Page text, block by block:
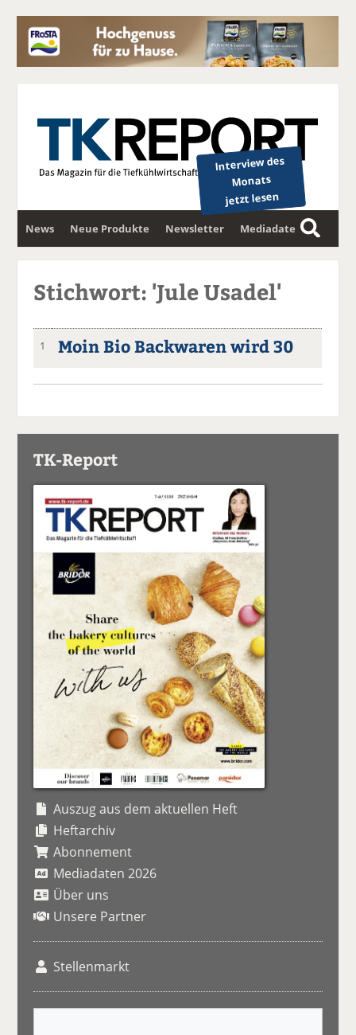
Interview des
Monats
jetzt lesen
News Neue Produkte Newsletter Mediadaten
S
u
Stichwort: 'Jule Usadel'
1 Moin Bio Backwaren wird 30
TK-Report
Auszug aus dem aktuellen Heft
Heftarchiv
Abonnement
Mediadaten 2026
Über uns
Unsere Partner
Stellenmarkt